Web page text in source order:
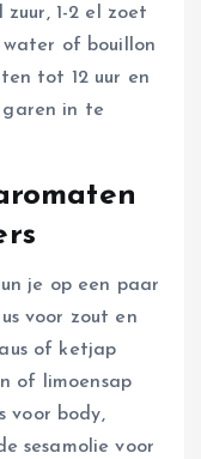
zuur, 1-2 el zoet
water of bouillon
tot 12 uur en
in te
je op een paar
voor zout en
of ketjap
of limoensap
voor body,
sesamolie voor